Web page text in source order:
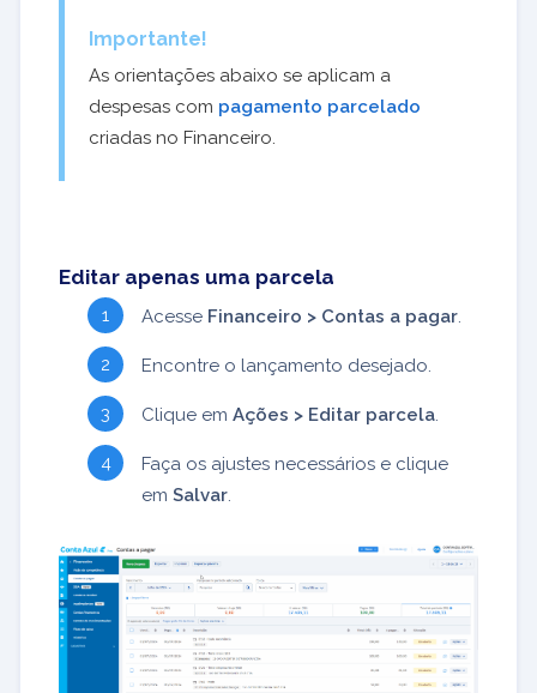
Importante!
As orientações abaixo se aplicam a
despesas com pagamento parcelado
criadas no Financeiro.
Editar apenas uma parcela
Acesse Financeiro > Contas a pagar.
Encontre o lançamento desejado.
Clique em Ações > Editar parcela.
Faça os ajustes necessários e clique
em Salvar.